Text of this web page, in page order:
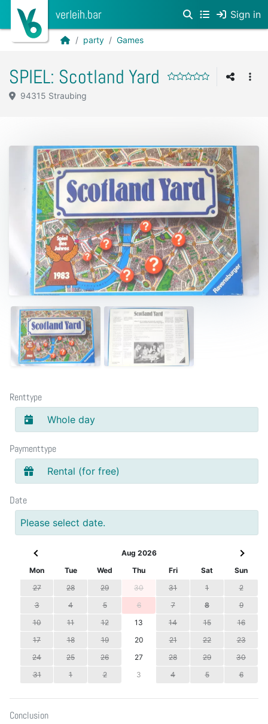
verleih.bar Sign in
party Games
SPIEL: Scotland Yard
94315 Straubing
Renttype
Whole day
Paymenttype
Rental (for free)
Date
Please select date.
Aug 2026
Mon
Tue Wed Thu Fri Sat
Sun
27
28 29 30 31 1
2
3
4 5 6 7 8
9
10
11 12 13 14 15
16
17
18 19 20 21 22
23
24
25 26 27 28 29
30
31
1 2 3 4 5 6
Conclusion